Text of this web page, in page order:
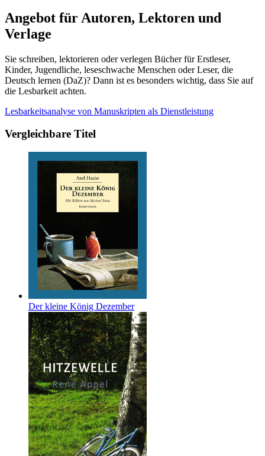
Angebot für Autoren, Lektoren und
Verlage
Sie schreiben, lektorieren oder verlegen Bücher für Erstleser,
Kinder, Jugendliche, leseschwache Menschen oder Leser, die
Deutsch lernen (DaZ)? Dann ist es besonders wichtig, dass Sie auf
die Lesbarkeit achten.
Lesbarkeitsanalyse von Manuskripten als Dienstleistung
Vergleichbare Titel
Der kleine König Dezember